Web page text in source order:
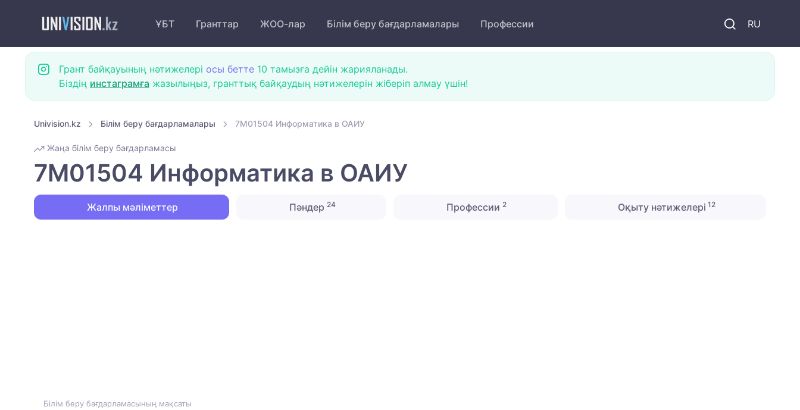
RU
ҰБТ Гранттар ЖОО-лар Білім беру бағдарламалары Профессии
Грант байқауының нәтижелері осы бетте 10 тамызға дейін жарияланады.
Біздің инстаграмға жазылыңыз, гранттық байқаудың нәтижелерін жіберіп алмау үшін!
Univision.kz Білім беру бағдарламалары 7M01504 Информатика в ОАИУ
Жаңа білім беру бағдарламасы
7M01504 Информатика в ОАИУ
Жалпы мәліметтер Пәндер 24 Профессии2 Оқыту нәтижелері 12
Білім беру бағдарламасының мақсаты